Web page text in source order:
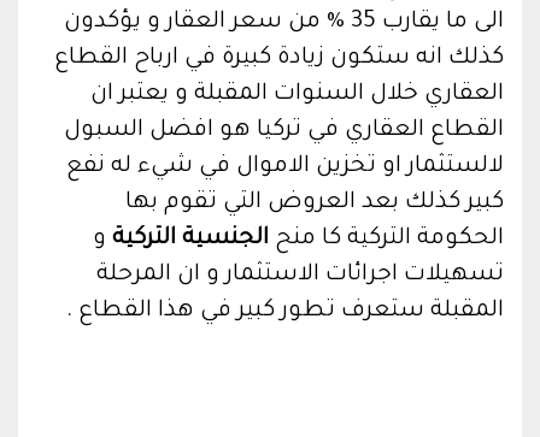
الى ما يقارب 35 % من سعر العقار و يؤكدون
كذلك انه ستكون زيادة كبيرة في ارباح القطاع
العقاري خلال السنوات المقبلة و يعتبر ان
القطاع العقاري في تركيا هو افضل السبول
لالستثمار او تخزين الاموال في شيء له نفع
كبير كذلك بعد العروض التي تقوم بها
الحكومة التركية كا منح الجنسية التركية و
تسهيلات اجرائات الاستثمار و ان المرحلة
المقبلة ستعرف تطور كبير في هذا القطاع .